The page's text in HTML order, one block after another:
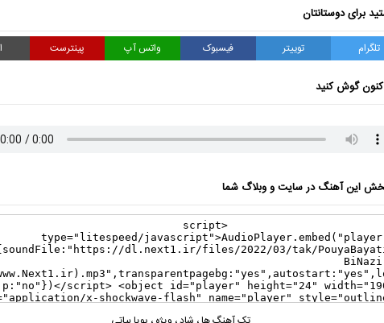
برای دوستانتان
تلگرام توییتر فیسبوک واتس آپ پینترست
گوش کنید
این آهنگ در سایت و وبلاگ شما